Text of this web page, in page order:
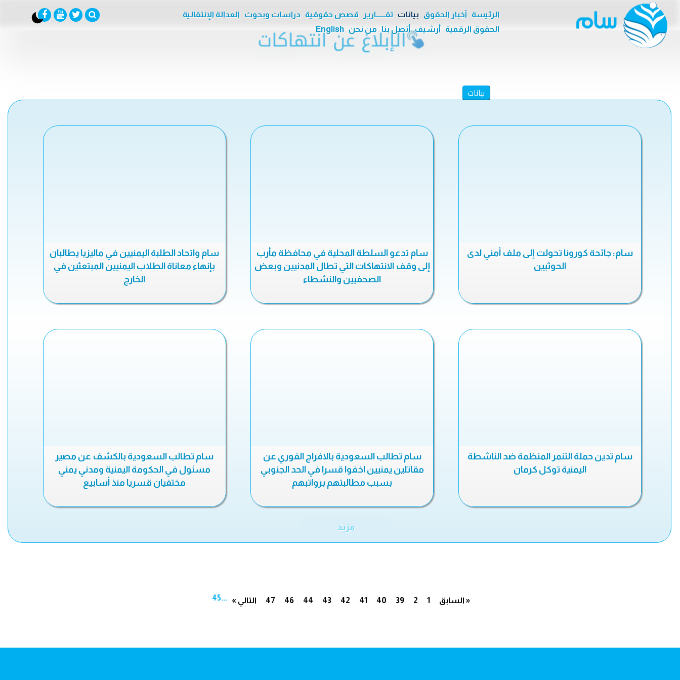
الرئيسة آخبار الحقوق بيانات تقــــــارير قصص حقوقية دراسات وبحوث
العدالة الإنتقالية
الحقوق الرقمية
أرشيف أتصل بنا من نحن English
بيانات
سام: جائحة كورونا تحولت إلى ملف أمني لدى
الحوثيين
سام تدعو السلطة المحلية في محافظة مأرب
إلى وقف الانتهاكات التي تطال المدنيين وبعض
الصحفيين والنشطاء
سام واتحاد الطلبة اليمنيين في ماليزيا يطالبان
بإنهاء معاناة الطلاب اليمنيين المبتعثين في
الخارج
سام تدين حملة التنمر المنظمة ضد الناشطة
اليمنية توكل كرمان
سام تطالب السعودية بالافراج الفوري عن
مقاتلين يمنيين اخفوا قسرا في الحد الجنوبي
بسبب مطالبتهم برواتبهم
سام تطالب السعودية بالكشف عن مصير
مسئول في الحكومة اليمنية ومدني يمني
مختفيان قسريا منذ أسابيع
مزيد
« السابق 1
2
... 39
40
41
42
43
44
45 46
47 التالي »